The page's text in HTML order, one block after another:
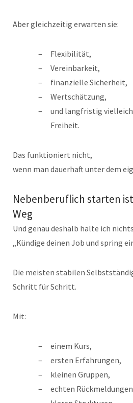
Aber gleichzeitig erwarten sie:
Flexibilität,
Vereinbarkeit,
finanzielle Sicherheit,
Wertschätzung,
und langfristig
Freiheit.
Das funktioniert nicht,
wenn man dauerhaft unter dem
Nebenberuflich starten
Weg
Und genau deshalb halte ich
„Kündige deinen Job und spring
Die meisten stabilen
Schritt für Schritt.
Mit:
einem Kurs,
ersten Erfahrungen,
kleinen Gruppen,
echten